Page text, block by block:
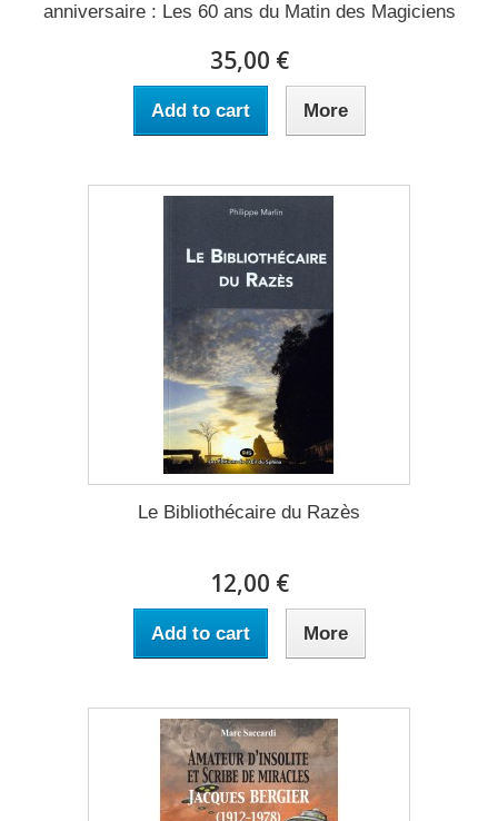
anniversaire : Les 60 ans du Matin des Magiciens
35,00 €
Add to cart More
Le Bibliothécaire du Razès
12,00 €
Add to cart More